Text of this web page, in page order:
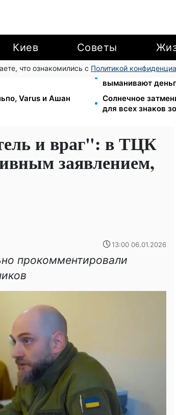
Киев Советы
что ознакомились с Политикой
на топливо на
Фейковые сайты
выманивают
Varus и Ашан
Солнечное
для всех знаков
и враг": в ТЦК
заявлением,
13:00 06.01.2026
прокомментировали